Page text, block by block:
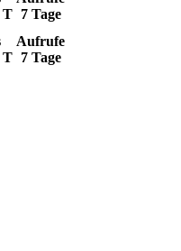
T 7 Tage
T
Aufrufe
7 Tage